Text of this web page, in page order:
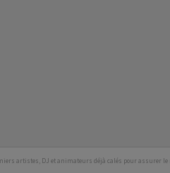
artistes, DJ et animateurs déjà calés pour assurer le